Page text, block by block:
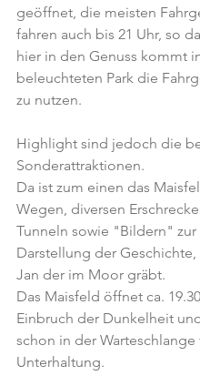
geöffnet, die meisten
fahren auch bis 21 Uhr, so
hier in den Genuss kommt
beleuchteten Park die
zu nutzen.
Highlight sind jedoch die
Sonderattraktionen.
Da ist zum einen das
Wegen, diversen
Tunneln sowie "Bildern" zur
Darstellung der Geschichte,
Jan der im Moor gräbt.
Das Maisfeld öffnet ca.
Einbruch der Dunkelheit
schon in der Warteschlange
Unterhaltung.